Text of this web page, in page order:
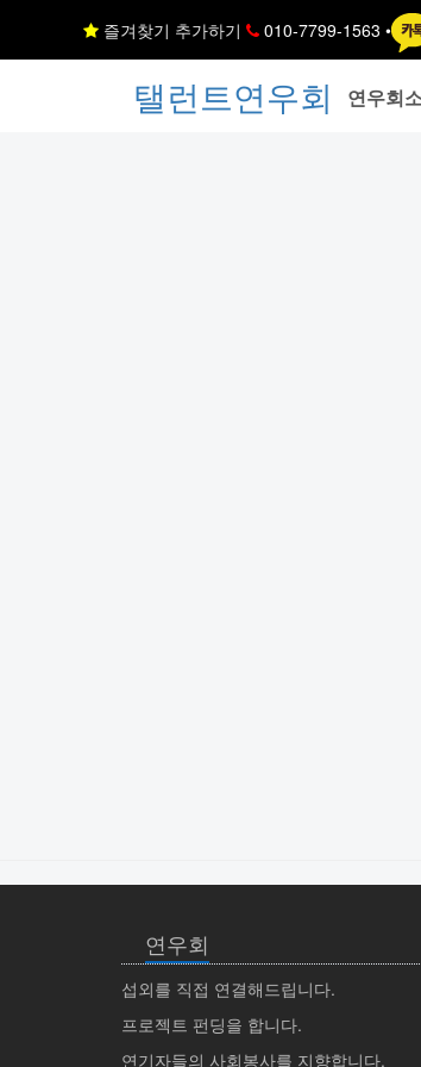
즐겨찾기 추가하기 010-7799-1563 •
탤런트연우회 연우회
연우회
섭외를 직접 연결해드립니다.
프로젝트 펀딩을 합니다.
연기자들의 사회봉사를 지향합니다.